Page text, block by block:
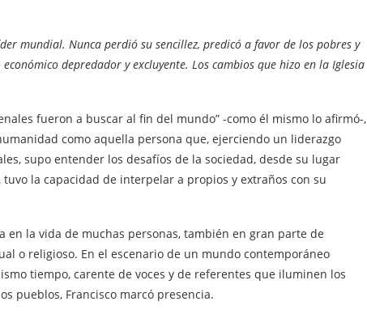
mundial. Nunca perdió su sencillez, predicó a favor de los pobres y
depredador y excluyente. Los cambios que hizo en la Iglesia
fueron a buscar al fin del mundo” -como él mismo lo afirmó-,
como aquella persona que, ejerciendo un liderazgo
supo entender los desafíos de la sociedad, desde su lugar
la capacidad de interpelar a propios y extraños con su
en la vida de muchas personas, también en gran parte de
o religioso. En el escenario de un mundo contemporáneo
tiempo, carente de voces y de referentes que iluminen los
pueblos, Francisco marcó presencia.